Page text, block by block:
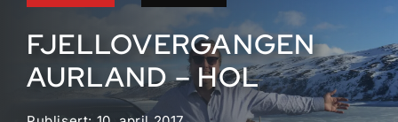
FJELLOVERGANGEN
AURLAND – HOL